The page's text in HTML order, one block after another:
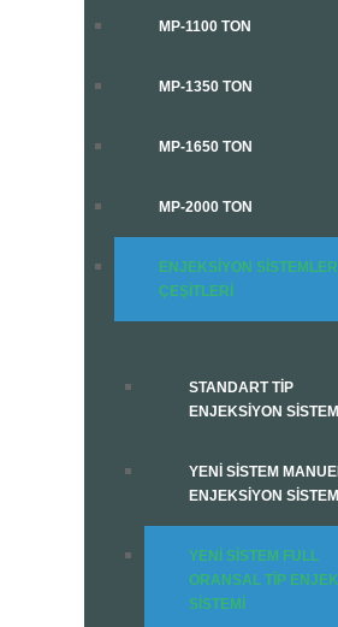
MP-1100 TON
MP-1350 TON
MP-1650 TON
MP-2000 TON
ENJEKSIYON SISTEMLERI
ÇEŞITLERI
STANDART TIP
ENJEKSIYON SISTEMI
YENI SISTEM
ENJEKSIYON SISTEMI
YENI SISTEM FULL
ORANSAL TIP
SISTEMI